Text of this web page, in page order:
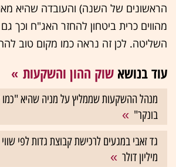
הראשונים של השנה) והעובדה שהיא
מהווים כרית ביטחון להחזר האג"ח וכך גם
השליטה. לכן זה נראה כמו מקום טוב
עוד בנושא שוק ההון והשקעות
מנהל ההשקעות שממליץ על מניה שהיא "כמו
בונקר"
מיליון דולר